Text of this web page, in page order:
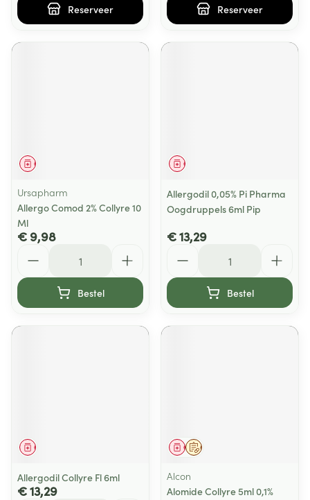
Reserveer Reserveer
Geneesmiddel
Ursapharm
Allergo Comod 2% Collyre 10
Ml
€ 9,98
Bestel
Geneesmiddel
Allergodil 0,05% Pi Pharma
Oogdruppels 6ml Pip
€ 13,29
Bestel
Geneesmiddel
Allergodil Collyre Fl 6ml
€ 13,29
Op voorschrift
Geneesmiddel
Alcon
Alomide Collyre 5ml 0,1%